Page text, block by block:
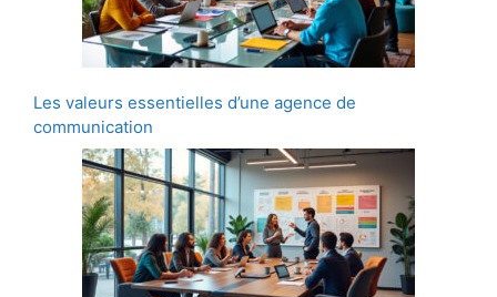
Les valeurs essentielles d’une agence de
communication